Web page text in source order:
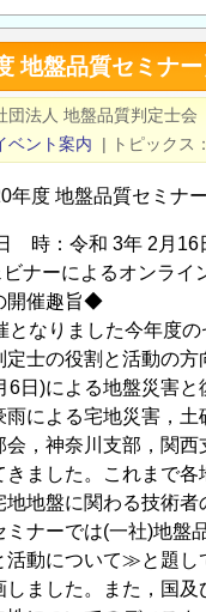
地盤品質セミナ
団法人 地盤品質判定士会
ベント案内 | トピックス
年度 地盤品質セミナ
時：令和 3年 2月16
ナーによるオンライ
開催趣旨◆
となりました今年度
定士の役割と活動の
6日)による地盤災害
雨による宅地災害，
会，神奈川支部，関
きました。これまで
地地盤に関わる技術者
ミナーでは(一社)地盤
活動について≫と題し
しました。また，国